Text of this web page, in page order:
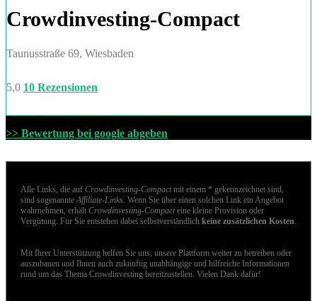
Crowdinvesting-Compact
Taunusstraße 69, Wiesbaden
5,0 10 Rezensionen
>> Bewertung bei google abgeben
Alle Links, die auf Crowdinvesting-Compactmit einem * gekennzeichnet sind,
sind sogenannteAffiliate-Links. Wenn Sie über einen solchen Link ein Angebot
wahrnehmen, erhält Crowdinvesting-Compacteine kleine Provision oder
Vergütung. Für Sie entstehen dabei selbstverständlich keine zusätzlichen Kosten.
Mit Ihrer Unterstützung helfen Sie uns, unsere Plattform weiter zu betreiben oder
auszubauen und Ihnen auch zukünftig unabhängige und hilfreiche Informationen
rund um das Thema Crowdinvesting bereitzustellen. Vielen Dank dafür!